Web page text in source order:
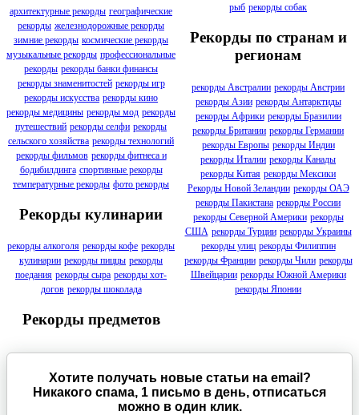
архитектурные рекорды географические
рекорды железнодорожные рекорды
зимние рекорды космические рекорды
музыкальные рекорды профессиональные
рекорды рекорды банки финансы
рекорды знаменитостей рекорды игр
рекорды искусства рекорды кино
рекорды медицины рекорды мод рекорды
путешествий рекорды селфи рекорды
сельского хозяйства рекорды технологий
рекорды фильмов рекорды фитнеса и
бодибилдинга спортивные рекорды
температурные рекорды фото рекорды
Рекорды кулинарии
рекорды алкоголя рекорды кофе рекорды
кулинарии рекорды пиццы рекорды
поедания рекорды сыра рекорды хот-
догов рекорды шоколада
Рекорды предметов
рыб рекорды собак
Рекорды по странам и
регионам
рекорды Австралии рекорды Австрии
рекорды Азии рекорды Антарктиды
рекорды Африки рекорды Бразилии
рекорды Британии рекорды Германии
рекорды Европы рекорды Индии
рекорды Италии рекорды Канады
рекорды Китая рекорды Мексики
Рекорды Новой Зеландии рекорды ОАЭ
рекорды Пакистана рекорды России
рекорды Северной Америки рекорды
США рекорды Турции рекорды Украины
рекорды улиц рекорды Филиппин
рекорды Франции рекорды Чили рекорды
Швейцарии рекорды Южной Америки
рекорды Японии
Хотите получать новые статьи на email?
Никакого спама, 1 письмо в день, отписаться
можно в один клик.